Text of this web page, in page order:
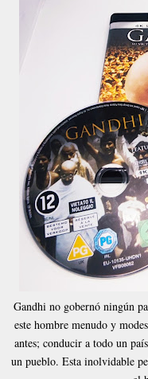
Gandhi no gobernó ningún
este hombre menudo y
antes; conducir a todo un
un pueblo. Esta inolvidable